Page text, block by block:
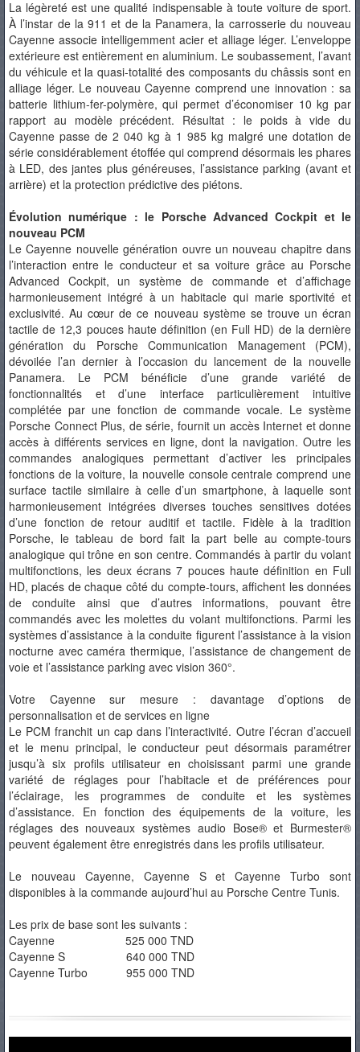
La légèreté est une qualité indispensable à toute voiture de sport.
À l’instar de la 911 et de la Panamera, la carrosserie du nouveau
Cayenne associe intelligemment acier et alliage léger. L’enveloppe
extérieure est entièrement en aluminium. Le soubassement, l’avant
du véhicule et la quasi-totalité des composants du châssis sont en
alliage léger. Le nouveau Cayenne comprend une innovation : sa
batterie lithium-fer-polymère, qui permet d’économiser 10 kg par
rapport au modèle précédent. Résultat : le poids à vide du
Cayenne passe de 2 040 kg à 1 985 kg malgré une dotation de
série considérablement étoffée qui comprend désormais les phares
à LED, des jantes plus généreuses, l’assistance parking (avant et
arrière) et la protection prédictive des piétons.
Évolution numérique : le Porsche Advanced Cockpit et le
nouveau PCM
Le Cayenne nouvelle génération ouvre un nouveau chapitre dans
l’interaction entre le conducteur et sa voiture grâce au Porsche
Advanced Cockpit, un système de commande et d’affichage
harmonieusement intégré à un habitacle qui marie sportivité et
exclusivité. Au cœur de ce nouveau système se trouve un écran
tactile de 12,3 pouces haute définition (en Full HD) de la dernière
génération du Porsche Communication Management (PCM),
dévoilée l’an dernier à l’occasion du lancement de la nouvelle
Panamera. Le PCM bénéficie d’une grande variété de
fonctionnalités et d’une interface particulièrement intuitive
complétée par une fonction de commande vocale. Le système
Porsche Connect Plus, de série, fournit un accès Internet et donne
accès à différents services en ligne, dont la navigation. Outre les
commandes analogiques permettant d’activer les principales
fonctions de la voiture, la nouvelle console centrale comprend une
surface tactile similaire à celle d’un smartphone, à laquelle sont
harmonieusement intégrées diverses touches sensitives dotées
d’une fonction de retour auditif et tactile. Fidèle à la tradition
Porsche, le tableau de bord fait la part belle au compte-tours
analogique qui trône en son centre. Commandés à partir du volant
multifonctions, les deux écrans 7 pouces haute définition en Full
HD, placés de chaque côté du compte-tours, affichent les données
de conduite ainsi que d’autres informations, pouvant être
commandés avec les molettes du volant multifonctions. Parmi les
systèmes d’assistance à la conduite figurent l’assistance à la vision
nocturne avec caméra thermique, l’assistance de changement de
voie et l’assistance parking avec vision 360°.
Votre Cayenne sur mesure : davantage d’options de
personnalisation et de services en ligne
Le PCM franchit un cap dans l’interactivité. Outre l’écran d’accueil
et le menu principal, le conducteur peut désormais paramétrer
jusqu’à six profils utilisateur en choisissant parmi une grande
variété de réglages pour l’habitacle et de préférences pour
l’éclairage, les programmes de conduite et les systèmes
d’assistance. En fonction des équipements de la voiture, les
réglages des nouveaux systèmes audio Bose® et Burmester®
peuvent également être enregistrés dans les profils utilisateur.
Le nouveau Cayenne, Cayenne S et Cayenne Turbo sont
disponibles à la commande aujourd’hui au Porsche Centre Tunis.
Les prix de base sont les suivants :
Cayenne 525 000 TND
Cayenne S 640 000 TND
Cayenne Turbo 955 000 TND